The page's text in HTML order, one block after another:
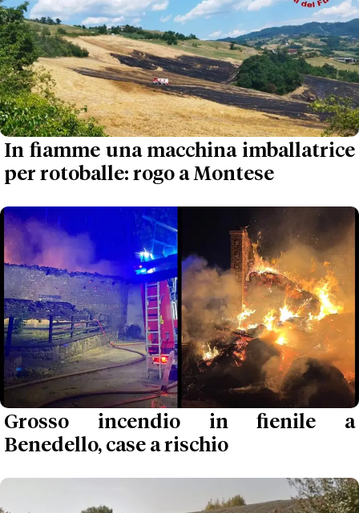
In fiamme una macchina imballatrice
per rotoballe: rogo a Montese
Grosso incendio in fienile a
Benedello, case a rischio